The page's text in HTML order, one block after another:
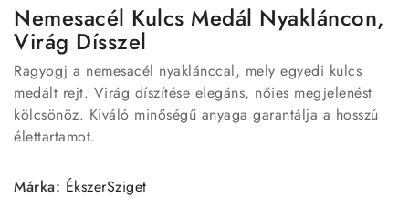
Nemesacél Kulcs Medál Nyakláncon,
Virág Dísszel
Ragyogj a nemesacél nyaklánccal, mely egyedi kulcs
medált rejt. Virág díszítése elegáns, nőies megjelenést
kölcsönöz. Kiváló minőségű anyaga garantálja a hosszú
élettartamot.
Márka: ÉkszerSziget